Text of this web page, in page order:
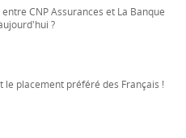
CNP Assurances et La Banque
?
le placement préféré des Français !